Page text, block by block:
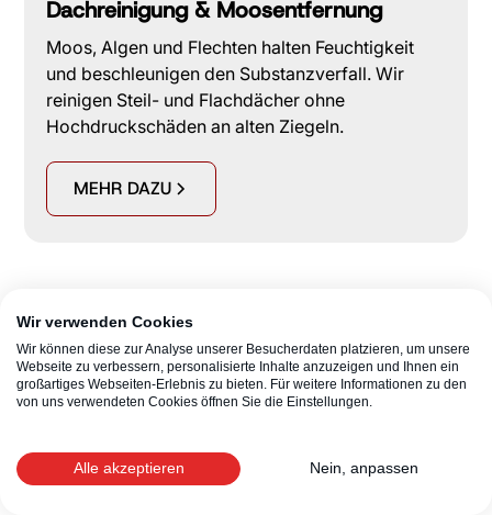
Dachreinigung & Moosentfernung
Moos, Algen und Flechten halten Feuchtigkeit
und beschleunigen den Substanzverfall. Wir
reinigen Steil- und Flachdächer ohne
Hochdruckschäden an alten Ziegeln.
MEHR DAZU
Wir verwenden Cookies
Wir können diese zur Analyse unserer Besucherdaten platzieren, um unsere
Webseite zu verbessern, personalisierte Inhalte anzuzeigen und Ihnen ein
großartiges Webseiten-Erlebnis zu bieten. Für weitere Informationen zu den
von uns verwendeten Cookies öffnen Sie die Einstellungen.
Alle akzeptieren Nein, anpassen